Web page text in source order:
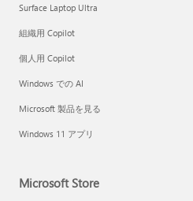
Surface Laptop Ultra
組織用 Copilot
個人用 Copilot
Windows での AI
Microsoft 製品を見る
Windows 11 アプリ
Microsoft Store